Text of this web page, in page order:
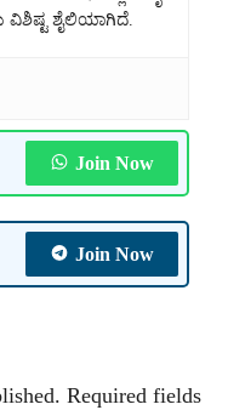
ಶೈಲಿಯಾಗಿದೆ.
Join Now
Join Now
Required fields